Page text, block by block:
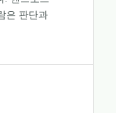
은 판단과